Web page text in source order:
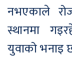
नभएकाले
स्थानमा
युवाको भनाइ